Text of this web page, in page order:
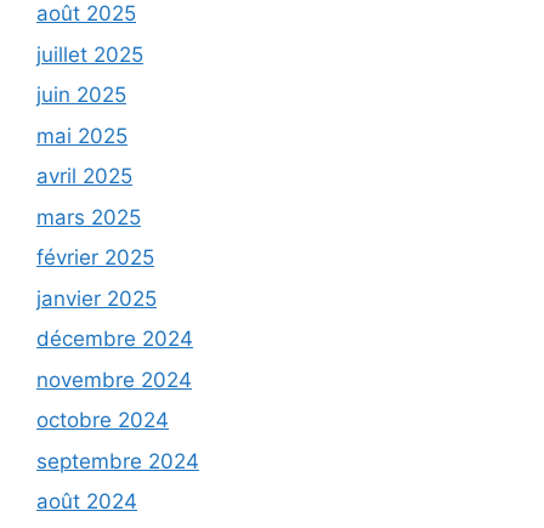
août 2025
juillet 2025
juin 2025
mai 2025
avril 2025
mars 2025
février 2025
janvier 2025
décembre 2024
novembre 2024
octobre 2024
septembre 2024
août 2024